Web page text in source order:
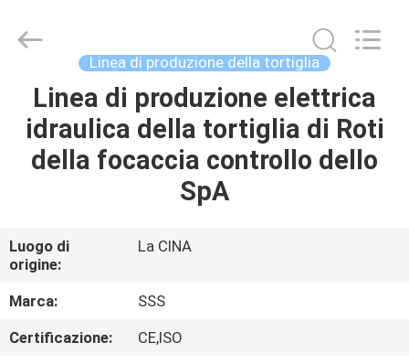
CASA.
PRODOTTI
SU
DI
NOI
Machinery
Technology
Reserved.
Linea di produzione della tortiglia
Linea di produzione elettrica
idraulica della tortiglia di Roti
della focaccia controllo dello
SpA
Luogo di
origine:
La CINA
Marca:
SSS
Certificazione:
CE,ISO